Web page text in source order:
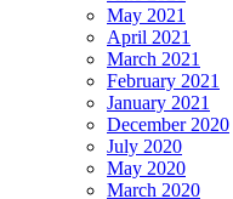
May 2021
April 2021
March 2021
February 2021
January 2021
December 2020
July 2020
May 2020
March 2020